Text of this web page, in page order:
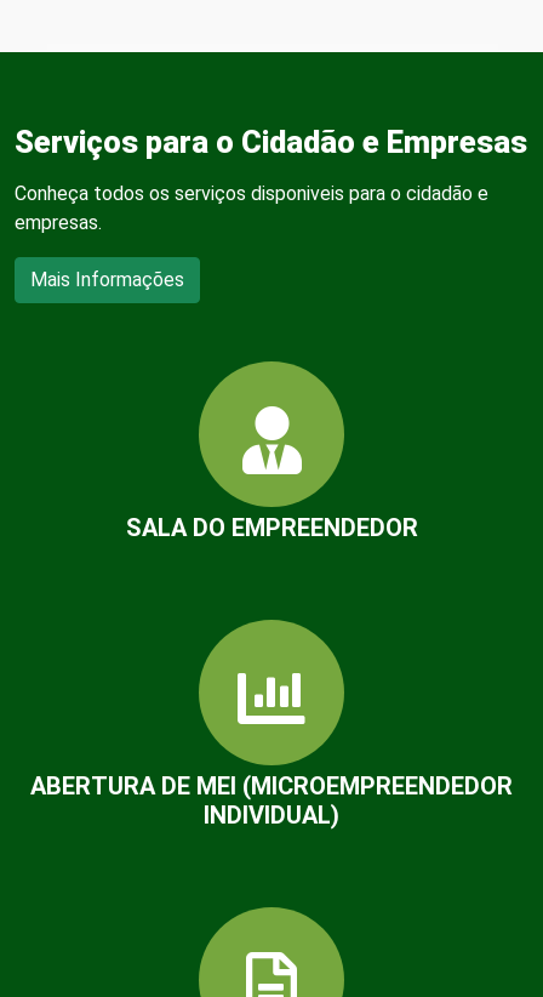
Serviços para o Cidadão e Empresas
Conheça todos os serviços disponiveis para o cidadão e
empresas.
Mais Informações
SALA DO EMPREENDEDOR
ABERTURA DE MEI (MICROEMPREENDEDOR
INDIVIDUAL)